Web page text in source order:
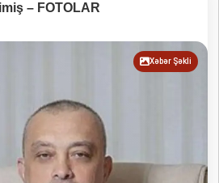
– FOTOLAR
Xəbər Şəkli